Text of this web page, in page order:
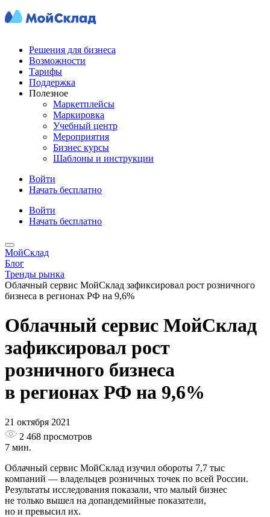
Решения для бизнеса
Возможности
Тарифы
Поддержка
Полезное
Маркетплейсы
Маркировка
Учебный центр
Мероприятия
Бизнес курсы
Шаблоны и инструкции
Войти
Начать бесплатно
Войти
Начать бесплатно
МойСклад
Блог
Тренды рынка
Облачный сервис МойСклад зафиксировал рост розничного
бизнеса в регионах РФ на 9,6%
Облачный сервис МойСклад
зафиксировал рост
розничного бизнеса
в регионах РФ на 9,6%
21 октября 2021
2 468 просмотров
7 мин.
Облачный сервис МойСклад изучил обороты 7,7 тыс
компаний — владельцев розничных точек по всей России.
Результаты исследования показали, что малый бизнес
не только вышел на допандемийные показатели,
но и превысил их.